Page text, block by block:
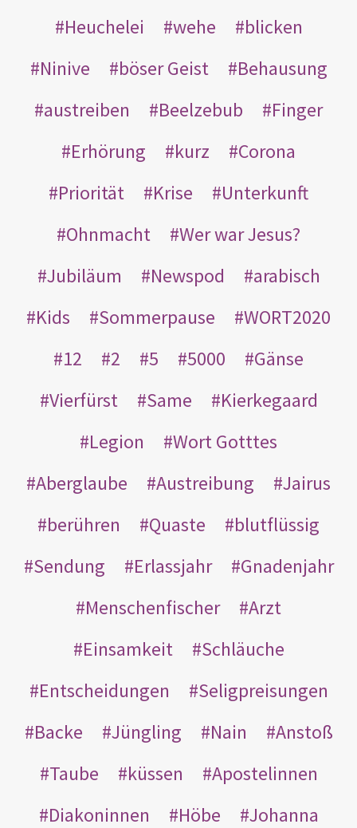
Heuchelei wehe
blicken
Ninive
böser Geist
Behausung
austreiben
Beelzebub
Finger
Erhörung
kurz
Corona
Priorität
Krise
Unterkunft
Ohnmacht
Wer war Jesus?
Jubiläum
Newspod
arabisch
Kids
Sommerpause
WORT2020
12
2 5 5000
Gänse
Vierfürst
Same
Kierkegaard
Legion
Wort Gotttes
Aberglaube
Austreibung
Jairus
berühren
Quaste
blutflüssig
Sendung
Erlassjahr
Gnadenjahr
Menschenfischer
Arzt
Einsamkeit
Schläuche
Entscheidungen
Seligpreisungen
Backe
Jüngling Nain
Anstoß
Taube
küssen
Apostelinnen
Diakoninnen
Höbe
Johanna